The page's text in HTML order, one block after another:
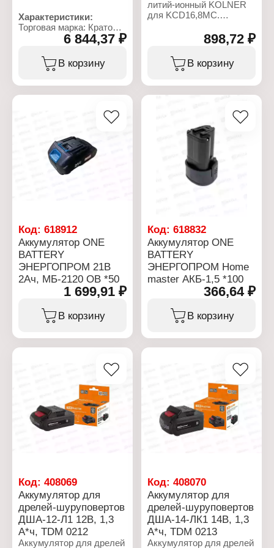
Характеристики:
Торговая марка: Кратон
Артикул: 3 11 02 041
Тип товара: Аккумулятор
Назначение: для
инструмента
аккумулятора: слайдер
Емкость аккумулятора:
Напряжение: 18 В
Зарядное устройство в
комплекте: нет
Время заряда: 1 ч
6 844,37 ₽
В корзину
литий-ионный KOLNER
для KCD16,8МС.
инструментом с
напряжением питания
16,8 В дольше в
Характеристики:
Торговая марка: Kolner
Тип товара: Аккумулятор
Тип аккумулятора: Ni-Cd
Совместимость:
Емкость аккумулятора:
Напряжение: 16,8 В
898,72 ₽
В корзину
Код: 618912
Аккумулятор ONE
BATTERY
ЭНЕРГОПРОМ 21В
2Ач, МБ-2120 OB *50
1 699,91 ₽
В корзину
Код:618832
Аккумулятор ONE
BATTERY
ЭНЕРГОПРОМ Home
master АКБ-1,5 *100
366,64 ₽
В корзину
Код: 408069
Аккумулятор для
дрелей-шуруповертов
ДША-12-Л1 12В, 1,3
А*ч, TDM 0212
Аккумулятор для дрелей
Код:408070
Аккумулятор для
дрелей-шуруповертов
ДША-14-ЛК1 14В, 1,3
А*ч, TDM 0213
Аккумулятор для дрелей